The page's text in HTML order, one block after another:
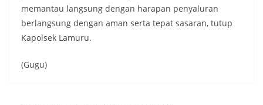
memantau langsung dengan harapan penyaluran
berlangsung dengan aman serta tepat sasaran, tutup
Kapolsek Lamuru.
(Gugu)